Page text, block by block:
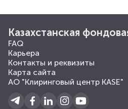
Казахстанская
FAQ
Карьера
Контакты и реквизиты
Карта сайта
АО "Клиринговый центр KASE"